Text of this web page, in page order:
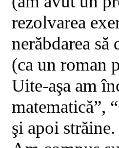
rezolvarea
nerăbdarea
(ca un roman
Uite-aşa am
matematică”,
şi apoi străine.